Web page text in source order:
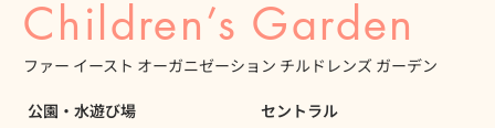
Children’s Garden
ファー イースト オーガニゼーション チルドレンズ ガーデン
公園・水遊び場 セントラル